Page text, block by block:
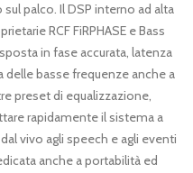
palco. Il DSP interno ad alta
RCF FiRPHASE e Bass
in fase accurata, latenza
basse frequenze anche a
preset di equalizzazione,
rapidamente il sistema a
vivo agli speech e agli eventi
anche a portabilità ed